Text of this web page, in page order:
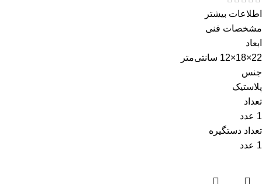
اطلاعات بیشتر
مشخصات فنی
ابعاد
22×18×12 سانتی‌متر
جنس
پلاستیک
تعداد
1 عدد
تعداد دستگیره
1 عدد